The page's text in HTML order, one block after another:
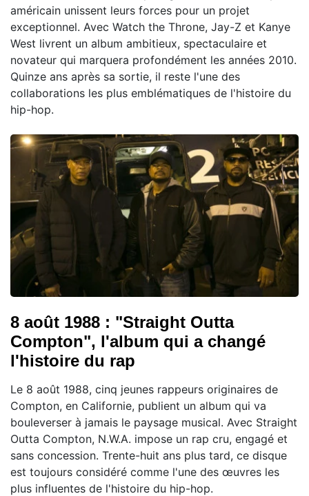
américain unissent leurs forces pour un projet
exceptionnel. Avec Watch the Throne, Jay-Z et Kanye
West livrent un album ambitieux, spectaculaire et
novateur qui marquera profondément les années 2010.
Quinze ans après sa sortie, il reste l'une des
collaborations les plus emblématiques de l'histoire du
hip-hop.
8 août 1988 : "Straight Outta
Compton", l'album qui a changé
l'histoire du rap
Le 8 août 1988, cinq jeunes rappeurs originaires de
Compton, en Californie, publient un album qui va
bouleverser à jamais le paysage musical. Avec Straight
Outta Compton, N.W.A. impose un rap cru, engagé et
sans concession. Trente-huit ans plus tard, ce disque
est toujours considéré comme l'une des œuvres les
plus influentes de l'histoire du hip-hop.